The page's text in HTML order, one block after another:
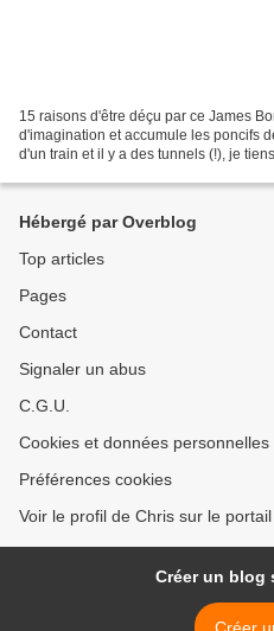
15 raisons d'être déçu par ce James
d'imagination et accumule les poncifs
d'un train et il y a des tunnels (!), je
Hébergé par Overblog
Top articles
Pages
Contact
Signaler un abus
C.G.U.
Cookies et données personnelles
Préférences cookies
Voir le profil de Chris sur le
Créer un blog